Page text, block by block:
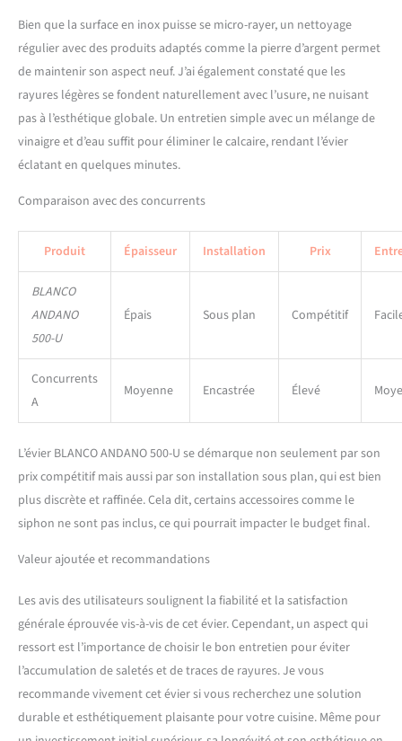
automatique
Bien que la surface en inox puisse se micro-rayer, un nettoyage
régulier avec des produits adaptés comme la pierre d’argent permet
de maintenir son aspect neuf. J’ai également constaté que les
rayures légères se fondent naturellement avec l’usure, ne nuisant
pas à l’esthétique globale. Un entretien simple avec un mélange de
vinaigre et d’eau suffit pour éliminer le calcaire, rendant l’évier
éclatant en quelques minutes.
Comparaison avec des concurrents
Produit Épaisseur Installation Prix
BLANCO
ANDANO
500-U
Épais Sous plan Compétitif
Concurrents
A
Moyenne Encastrée Élevé
L’évier BLANCO ANDANO 500-U se démarque non seulement par son
prix compétitif mais aussi par son installation sous plan, qui est bien
plus discrète et raffinée. Cela dit, certains accessoires comme le
siphon ne sont pas inclus, ce qui pourrait impacter le budget final.
Valeur ajoutée et recommandations
Les avis des utilisateurs soulignent la fiabilité et la satisfaction
générale éprouvée vis-à-vis de cet évier. Cependant, un aspect qui
ressort est l’importance de choisir le bon entretien pour éviter
l’accumulation de saletés et de traces de rayures. Je vous
recommande vivement cet évier si vous recherchez une solution
durable et esthétiquement plaisante pour votre cuisine. Même pour